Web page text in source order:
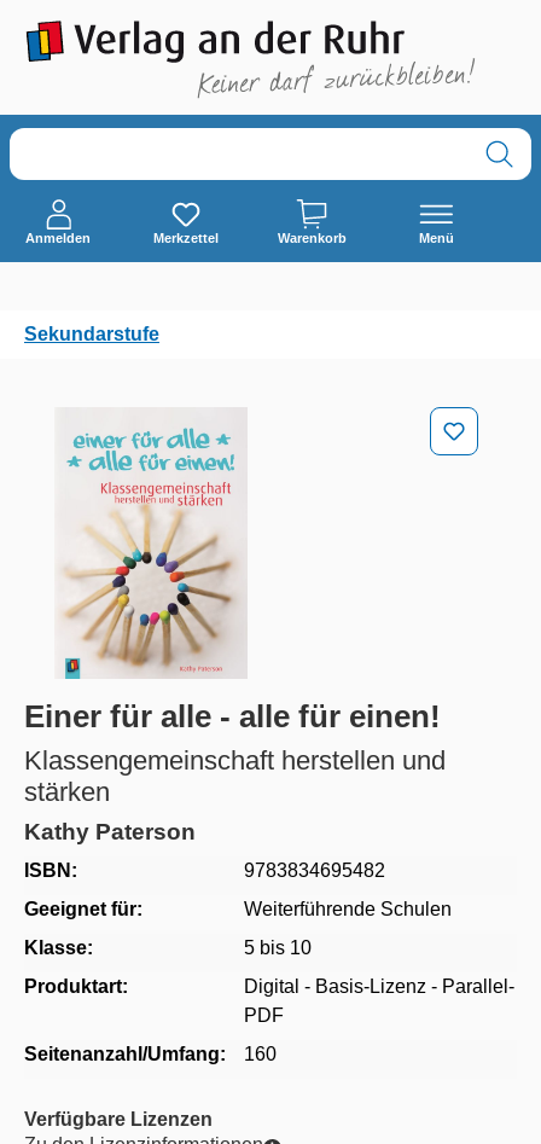
springen
Anmelden Merkzettel Warenkorb Menü
Sekundarstufe
Einer für alle - alle für einen!
Klassengemeinschaft herstellen und
stärken
Kathy Paterson
ISBN:
9783834695482
Geeignet für:
Weiterführende Schulen
Klasse:
5 bis 10
Produktart:
Digital - Basis-Lizenz - Parallel-
PDF
Seitenanzahl/Umfang:
160
Verfügbare Lizenzen